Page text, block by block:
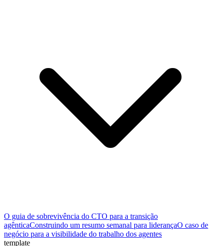
O guia de sobrevivência do CTO para a transição
agênticaConstruindo um resumo semanal para liderançaO caso de
negócio para a visibilidade do trabalho dos agentes
template